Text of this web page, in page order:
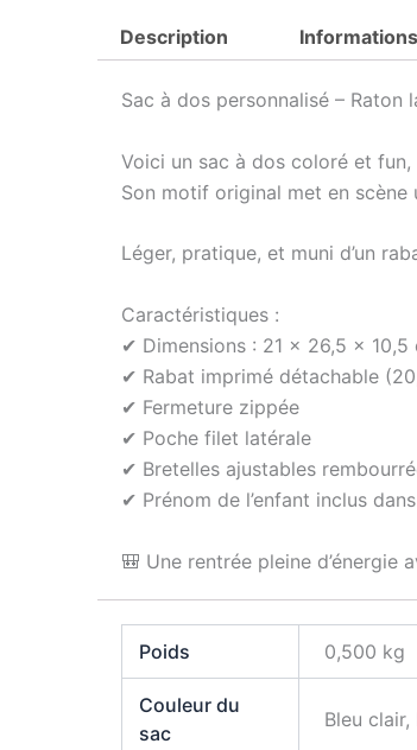
Description
Sac à dos personnalisé –
Voici un sac à dos coloré et
Son motif original met en scène
Léger, pratique, et muni d’un
Caractéristiques :
✔ Dimensions : 21 x 26,5 x 10,5
✔ Rabat imprimé détachable
✔ Fermeture zippée
✔ Poche filet latérale
✔ Bretelles ajustables
✔ Prénom de l’enfant inclus
🎒 Une rentrée pleine d’énergie
Poids 0,500 kg
Couleur du
sac
Bleu